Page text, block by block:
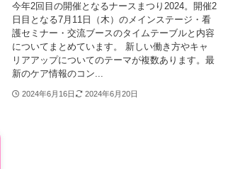
今年2回目の開催となるナースまつり2024。開催2
日目となる7月11日（木）のメインステージ・看
護セミナー・交流ブースのタイムテーブルと内容
についてまとめています。 新しい働き方やキャ
リアアップについてのテーマが複数あります。最
新のケア情報のコン...
2024年6月16日 2024年6月20日